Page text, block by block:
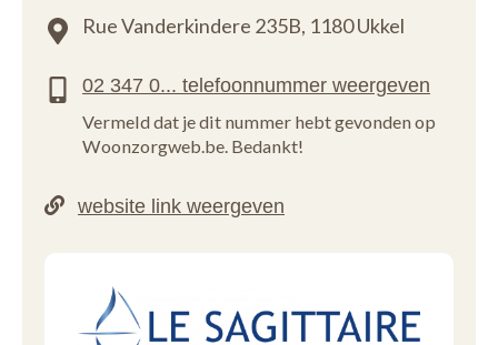
Rue Vanderkindere 235B, 1180 Ukkel
Vermeld dat je dit nummer hebt gevonden op
Woonzorgweb.be. Bedankt!